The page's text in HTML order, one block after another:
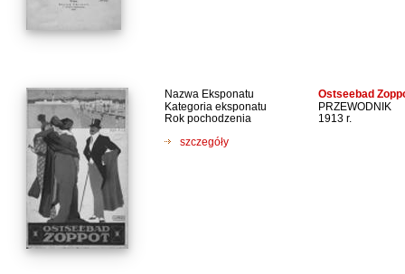
Nazwa Eksponatu Ostseebad
Kategoria eksponatu
PRZEWODNIK
Rok pochodzenia
1913 r.
szczegóły